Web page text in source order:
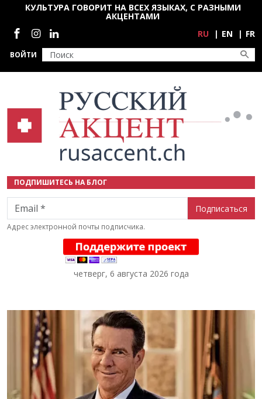
Перейти к основному содержанию
ВОЙТИ
КУЛЬТУРА ГОВОРИТ НА ВСЕХ ЯЗЫКАХ, С РАЗНЫМИ
АКЦЕНТАМИ
Социальные сети
RU EN FR
ПОДПИШИТЕСЬ НА БЛОГ
Email
Адрес электронной почты подписчика.
четверг, 6 августа 2026 года